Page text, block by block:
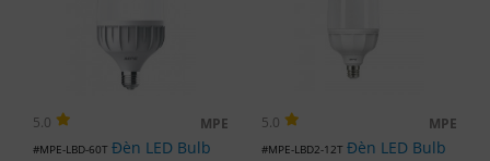
5.0 MPE
#MPE-LBD-60T Đèn LED Bulb
5.0 MPE
#MPE-LBD2-12T Đèn LED Bulb